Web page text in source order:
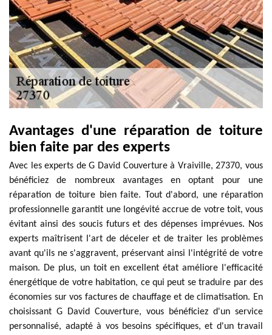
Avantages d'une réparation de toiture
bien faite par des experts
Avec les experts de G David Couverture à Vraiville, 27370, vous
bénéficiez de nombreux avantages en optant pour une
réparation de toiture bien faite. Tout d'abord, une réparation
professionnelle garantit une longévité accrue de votre toit, vous
évitant ainsi des soucis futurs et des dépenses imprévues. Nos
experts maîtrisent l'art de déceler et de traiter les problèmes
avant qu'ils ne s'aggravent, préservant ainsi l'intégrité de votre
maison. De plus, un toit en excellent état améliore l'efficacité
énergétique de votre habitation, ce qui peut se traduire par des
économies sur vos factures de chauffage et de climatisation. En
choisissant G David Couverture, vous bénéficiez d'un service
personnalisé, adapté à vos besoins spécifiques, et d'un travail